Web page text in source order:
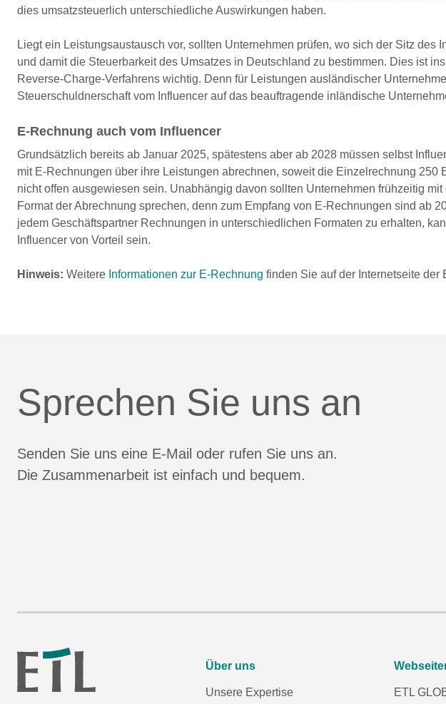
dies umsatzsteuerlich unterschiedliche Auswirkungen haben.
Liegt ein Leistungsaustausch vor, sollten Unternehmen prüfen, wo sich der Sitz des
und damit die Steuerbarkeit des Umsatzes in Deutschland zu bestimmen. Dies ist
Reverse-Charge-Verfahrens wichtig. Denn für Leistungen ausländischer
Steuerschuldnerschaft vom Influencer auf das beauftragende inländische
E-Rechnung auch vom Influencer
Grundsätzlich bereits ab Januar 2025, spätestens aber ab 2028 müssen selbst
mit E-Rechnungen über ihre Leistungen abrechnen, soweit die Einzelrechnung 250
nicht offen ausgewiesen sein. Unabhängig davon sollten Unternehmen frühzeitig
Format der Abrechnung sprechen, denn zum Empfang von E-Rechnungen sind ab
jedem Geschäftspartner Rechnungen in unterschiedlichen Formaten zu erhalten,
Influencer von Vorteil sein.
Hinweis: Weitere Informationen zur E-Rechnung finden Sie auf der Internetseite
Sprechen Sie uns an
Senden Sie uns eine E-Mail oder rufen Sie uns an.
Die Zusammenarbeit ist einfach und bequem.
Über uns
Unsere Expertise
ETL